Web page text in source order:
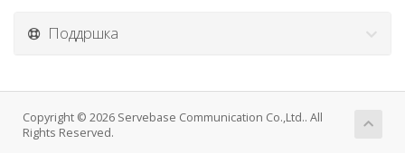
Поддршка
Copyright © 2026 Servebase Communication Co.,Ltd.. All
Rights Reserved.